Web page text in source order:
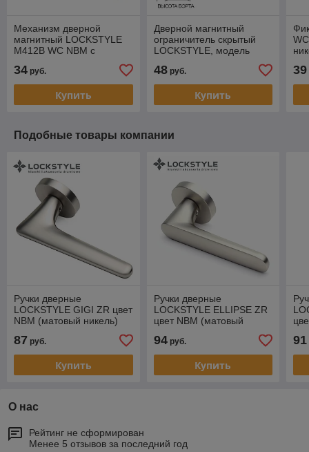
Механизм дверной
магнитный LOCKSTYLE
M412B WC NBM с
планками
34 руб.
Купить
Дверной магнитный
ограничитель скрытый
LOCKSTYLE, модель
STOPPINO Mod.2 MATT
NICKEL(мат никель),7 мм
48руб.
Купить
39
Подобные товары компании
Ручки дверные
LOCKSTYLE GIGI ZR цвет
NBM (матовый никель)
87 руб.
Купить
Ручки дверные
LOCKSTYLE ELLIPSE ZR
цвет NBM (матовый
94руб.
Купить
91
О нас
Рейтинг не сформирован
Менее 5 отзывов за последний год